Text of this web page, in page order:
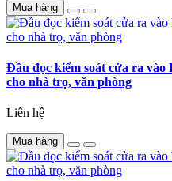
Mua hàng
Đầu đọc kiểm soát cửa ra vào
cho nhà trọ, văn phòng
Liên hệ
Mua hàng